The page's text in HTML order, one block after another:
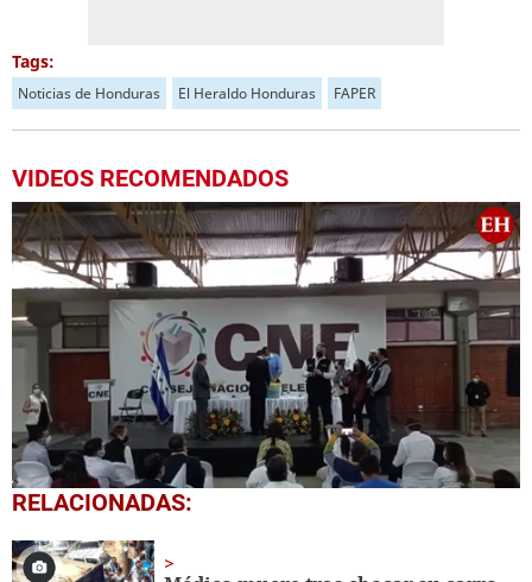
Tags:
Noticias de Honduras El Heraldo Honduras FAPER
VIDEOS RECOMENDADOS
0
seconds
1
minute,
RELACIONADAS: